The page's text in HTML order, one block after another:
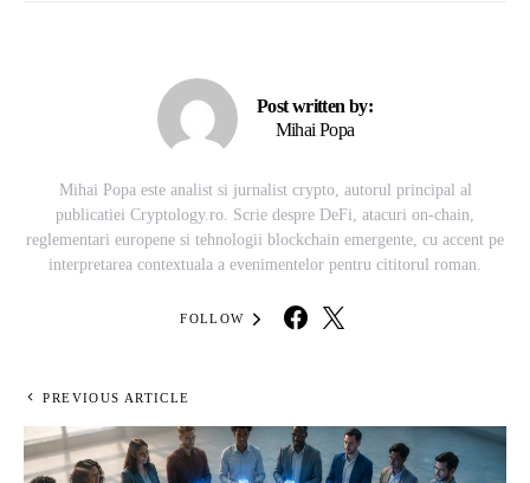
Post written by:
Mihai Popa
Mihai Popa este analist si jurnalist crypto, autorul principal al
publicatiei Cryptology.ro. Scrie despre DeFi, atacuri on-chain,
reglementari europene si tehnologii blockchain emergente, cu accent pe
interpretarea contextuala a evenimentelor pentru cititorul roman.
FOLLOW
PREVIOUS ARTICLE